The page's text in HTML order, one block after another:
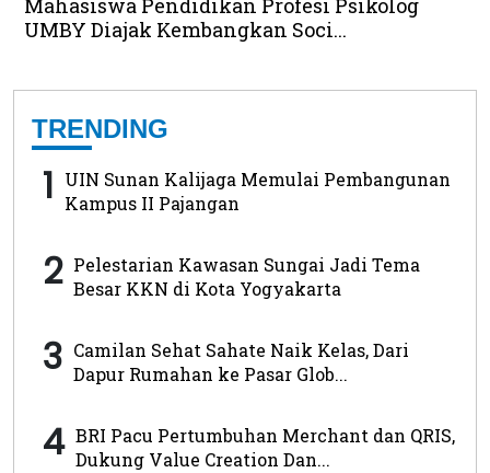
Mahasiswa Pendidikan Profesi Psikolog
UMBY Diajak Kembangkan Soci...
TRENDING
1 UIN Sunan Kalijaga Memulai Pembangunan
Kampus II Pajangan
2 Pelestarian Kawasan Sungai Jadi Tema
Besar KKN di Kota Yogyakarta
3 Camilan Sehat Sahate Naik Kelas, Dari
Dapur Rumahan ke Pasar Glob...
4 BRI Pacu Pertumbuhan Merchant dan QRIS,
Dukung Value Creation Dan...